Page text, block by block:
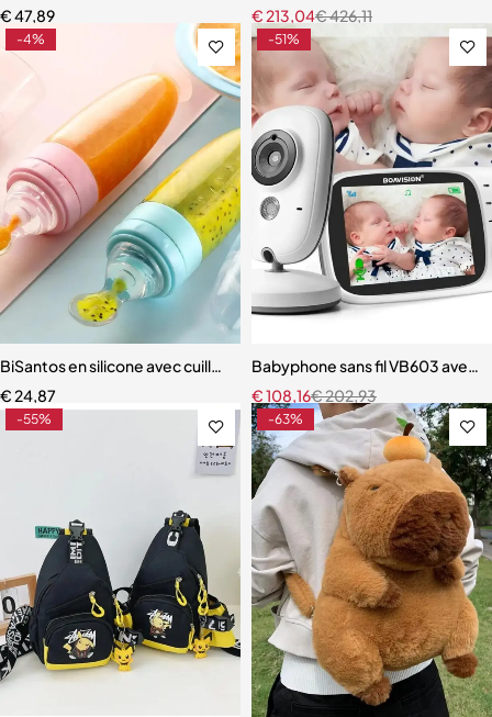
€47,89
€426,11
€213,04
-4%
BiSantos en silicone avec cuillère à presser pour nouveau-né
€24,87
-51%
Babyphone sans fil VB603 avec
€202,93
€108,16
-55% -63%